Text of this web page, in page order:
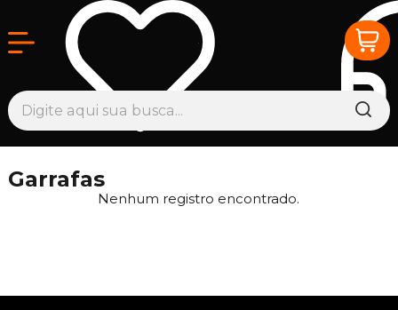
Garrafas
Nenhum registro encontrado.